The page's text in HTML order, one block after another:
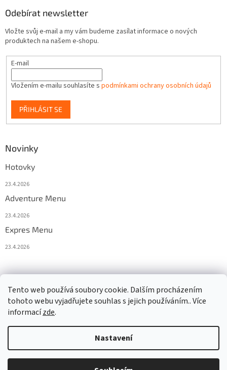
Tento web používá soubory cookie. Dalším procházením
tohoto webu vyjadřujete souhlas s jejich používáním.. Více
informacízde.
Nastavení
Odebírat newsletter
Vložte svůj e-mail a my vám budeme zasílat informace o nových
produktech na našem e-shopu.
E-mail
Vložením e-mailu souhlasíte s podmínkami ochrany osobních údajů
PŘIHLÁSIT SE
Novinky
Hotovky
23.4.2026
Adventure Menu
23.4.2026
Expres Menu
23.4.2026
Copyright 2026www.333adventures.com. Všechna práva